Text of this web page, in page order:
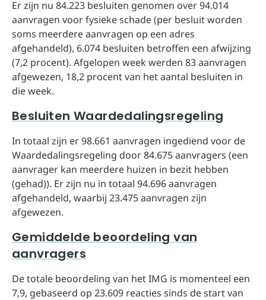
Er zijn nu 84.223 besluiten genomen over 94.014
aanvragen voor fysieke schade (per besluit worden
soms meerdere aanvragen op een adres
afgehandeld), 6.074 besluiten betroffen een afwijzing
(7,2 procent). Afgelopen week werden 83 aanvragen
afgewezen, 18,2 procent van het aantal besluiten in
die week.
Besluiten Waardedalingsregeling
In totaal zijn er 98.661 aanvragen ingediend voor de
Waardedalingsregeling door 84.675 aanvragers (een
aanvrager kan meerdere huizen in bezit hebben
(gehad)). Er zijn nu in totaal 94.696 aanvragen
afgehandeld, waarbij 23.475 aanvragen zijn
afgewezen.
Gemiddelde beoordeling van
aanvragers
De totale beoordeling van het IMG is momenteel een
7,9, gebaseerd op 23.609 reacties sinds de start van